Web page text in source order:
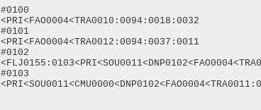
#0100
<PRI<FAO0004<TRA0010:0094:0018:0032
#0101
<PRI<FAO0004<TRA0012:0094:0037:0011
#0102
#0103